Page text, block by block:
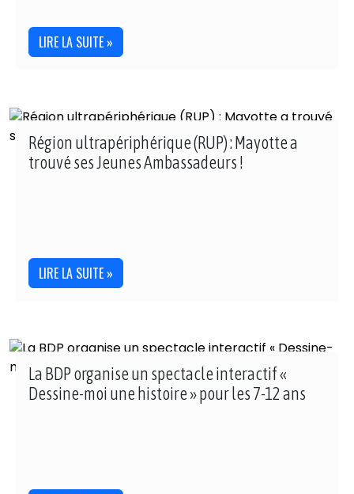
LIRE LA SUITE »
Région ultrapériphérique (RUP) : Mayotte a
trouvé ses Jeunes Ambassadeurs !
LIRE LA SUITE »
La BDP organise un spectacle interactif «
Dessine-moi une histoire » pour les 7-12 ans